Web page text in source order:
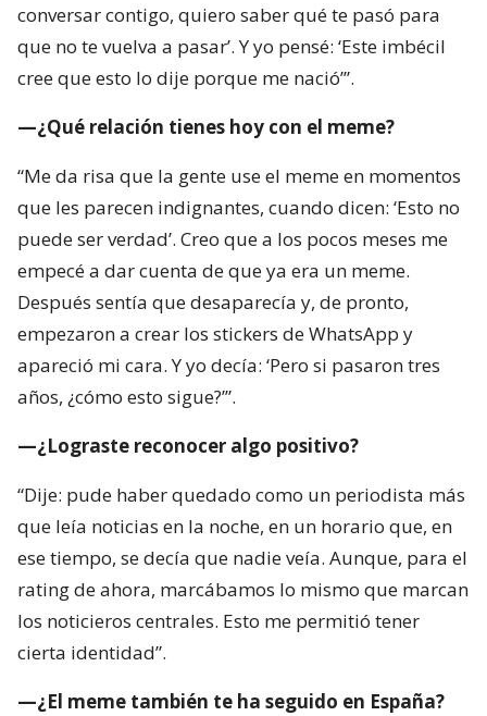
conversar contigo, quiero saber qué te pasó para
que no te vuelva a pasar’. Y yo pensé: ‘Este imbécil
cree que esto lo dije porque me nació’”.
—¿Qué relación tienes hoy con el meme?
“Me da risa que la gente use el meme en momentos
que les parecen indignantes, cuando dicen: ‘Esto no
puede ser verdad’. Creo que a los pocos meses me
empecé a dar cuenta de que ya era un meme.
Después sentía que desaparecía y, de pronto,
empezaron a crear los stickers de WhatsApp y
apareció mi cara. Y yo decía: ‘Pero si pasaron tres
años, ¿cómo esto sigue?’”.
—¿Lograste reconocer algo positivo?
“Dije: pude haber quedado como un periodista más
que leía noticias en la noche, en un horario que, en
ese tiempo, se decía que nadie veía. Aunque, para el
rating de ahora, marcábamos lo mismo que marcan
los noticieros centrales. Esto me permitió tener
cierta identidad”.
—¿El meme también te ha seguido en España?